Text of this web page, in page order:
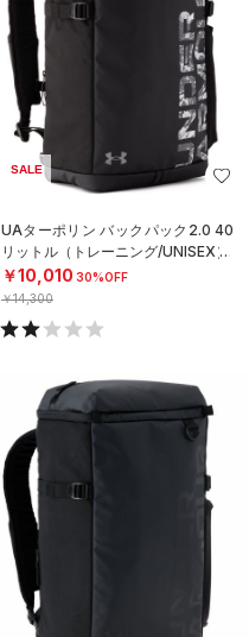
SALE
UAターポリン バックパック2.0 40
リットル（トレーニング/UNISEX）
￥10,010 30%OFF
￥14,300